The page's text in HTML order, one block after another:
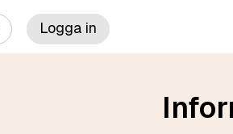
Logga in